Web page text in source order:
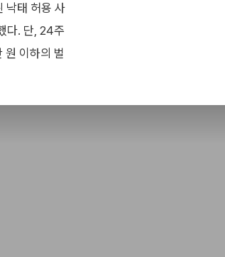
낙태 허용 사
다. 단, 24주
원 이하의 벌